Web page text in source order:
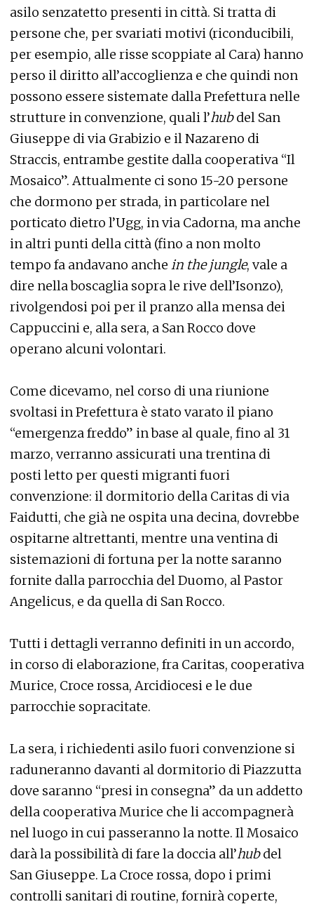
asilo senzatetto presenti in città. Si tratta di
persone che, per svariati motivi (riconducibili,
per esempio, alle risse scoppiate al Cara) hanno
perso il diritto all’accoglienza e che quindi non
possono essere sistemate dalla Prefettura nelle
strutture in convenzione, quali l’hubdel San
Giuseppe di via Grabizio e il Nazareno di
Straccis, entrambe gestite dalla cooperativa “Il
Mosaico”. Attualmente ci sono 15-20 persone
che dormono per strada, in particolare nel
porticato dietro l’Ugg, in via Cadorna, ma anche
in altri punti della città (fino a non molto
tempo fa andavano anche in the jungle, vale a
dire nella boscaglia sopra le rive dell’Isonzo),
rivolgendosi poi per il pranzo alla mensa dei
Cappuccini e, alla sera, a San Rocco dove
operano alcuni volontari.
Come dicevamo, nel corso di una riunione
svoltasi in Prefettura è stato varato il piano
“emergenza freddo” in base al quale, fino al 31
marzo, verranno assicurati una trentina di
posti letto per questi migranti fuori
convenzione: il dormitorio della Caritas di via
Faidutti, che già ne ospita una decina, dovrebbe
ospitarne altrettanti, mentre una ventina di
sistemazioni di fortuna per la notte saranno
fornite dalla parrocchia del Duomo, al Pastor
Angelicus, e da quella di San Rocco.
Tutti i dettagli verranno definiti in un accordo,
in corso di elaborazione, fra Caritas, cooperativa
Murice, Croce rossa, Arcidiocesi e le due
parrocchie sopracitate.
La sera, i richiedenti asilo fuori convenzione si
raduneranno davanti al dormitorio di Piazzutta
dove saranno “presi in consegna” da un addetto
della cooperativa Murice che li accompagnerà
nel luogo in cui passeranno la notte. Il Mosaico
darà la possibilità di fare la doccia all’hubdel
San Giuseppe. La Croce rossa, dopo i primi
controlli sanitari di routine, fornirà coperte,